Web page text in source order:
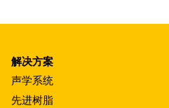
解决方案
声学系统
先进树脂